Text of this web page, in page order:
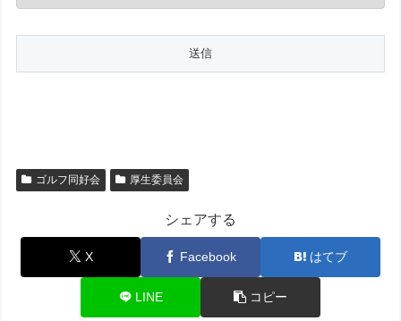
ゴルフ同好会 厚生委員会
シェアする
X Facebook はてブ
LINE コピー